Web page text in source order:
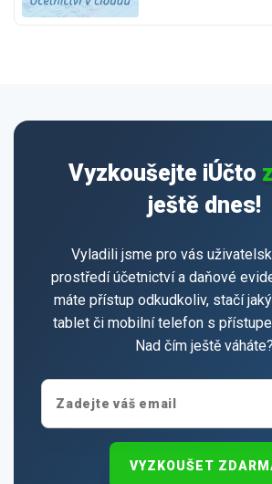
Vyzkoušejte iÚčto
ještě dnes!
Vyladili jsme pro vás
prostředí účetnictví a daňové
máte přístup odkudkoliv, stačí
tablet či mobilní telefon s
Nad čím ještě váháte?
VYZKOUŠET